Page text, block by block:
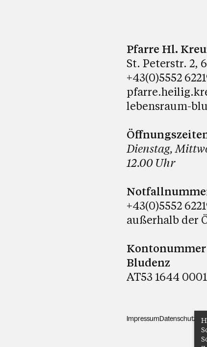
Pfarre Hl.
St. Peterstr. 2,
+43(0)5552
lebensraum-
Dienstag,
12.00 Uhr
+43(0)5552
außerhalb der
Bludenz
AT53 1644
ImpressumDatenschutz